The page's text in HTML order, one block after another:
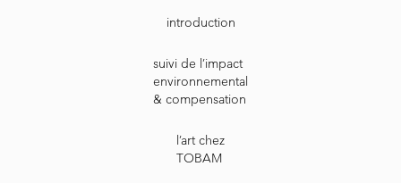
introduction
suivi de l’impact
environnemental
& compensation
l’art chez
TOBAM